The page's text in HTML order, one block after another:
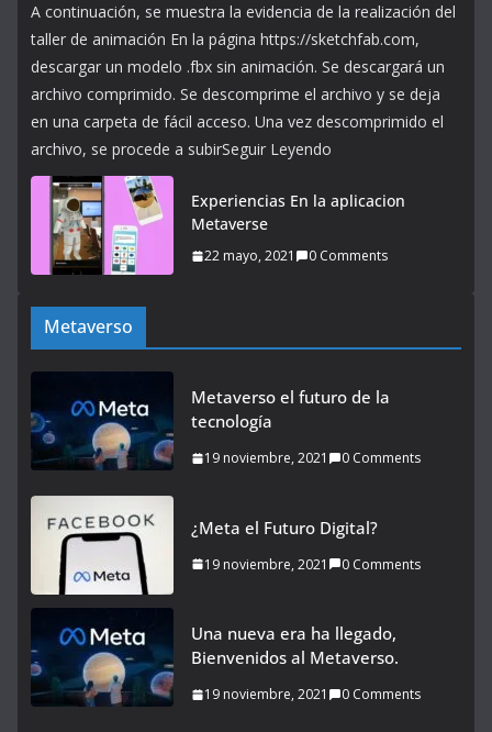
A continuación, se muestra la evidencia de la realización del
taller de animación En la página https://sketchfab.com,
descargar un modelo .fbx sin animación. Se descargará un
archivo comprimido. Se descomprime el archivo y se deja
en una carpeta de fácil acceso. Una vez descomprimido el
archivo, se procede a subirSeguir Leyendo
Experiencias En la aplicacion
Metaverse
22 mayo, 2021 0 Comments
Metaverso
Metaverso el futuro de la
tecnología
19 noviembre, 2021 0 Comments
¿Meta el Futuro Digital?
19 noviembre, 2021 0 Comments
Una nueva era ha llegado,
Bienvenidos al Metaverso.
19 noviembre, 2021 0 Comments